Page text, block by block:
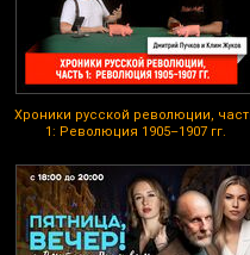
Хроники русской революции,
1: Революция 1905–1907 гг.